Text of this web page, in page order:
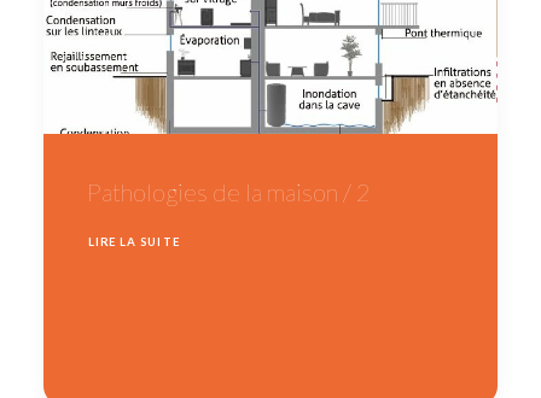
Pathologies de la maison / 2
LIRE LA SUITE